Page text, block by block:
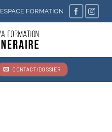
ESPACE FORMATION
CONTACT/DOSSIER